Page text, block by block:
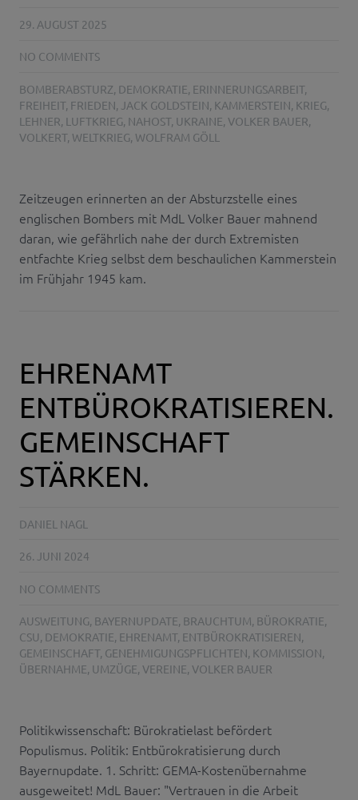
29. AUGUST 2025
NO COMMENTS
BOMBERABSTURZ, DEMOKRATIE, ERINNERUNGSARBEIT,
FREIHEIT, FRIEDEN, JACK GOLDSTEIN, KAMMERSTEIN, KRIEG,
LEHNER, LUFTKRIEG, NAHOST, UKRAINE, VOLKER BAUER,
VOLKERT, WELTKRIEG, WOLFRAM GÖLL
Zeitzeugen erinnerten an der Absturzstelle eines
englischen Bombers mit MdL Volker Bauer mahnend
daran, wie gefährlich nahe der durch Extremisten
entfachte Krieg selbst dem beschaulichen Kammerstein
im Frühjahr 1945 kam.
EHRENAMT
ENTBÜROKRATISIEREN.
GEMEINSCHAFT
STÄRKEN.
DANIEL NAGL
26. JUNI 2024
NO COMMENTS
AUSWEITUNG, BAYERNUPDATE, BRAUCHTUM, BÜROKRATIE,
CSU, DEMOKRATIE, EHRENAMT, ENTBÜROKRATISIEREN,
GEMEINSCHAFT, GENEHMIGUNGSPFLICHTEN, KOMMISSION,
ÜBERNAHME, UMZÜGE, VEREINE, VOLKER BAUER
Politikwissenschaft: Bürokratielast befördert
Populismus. Politik: Entbürokratisierung durch
Bayernupdate. 1. Schritt: GEMA-Kostenübernahme
ausgeweitet! MdL Bauer: "Vertrauen in die Arbeit